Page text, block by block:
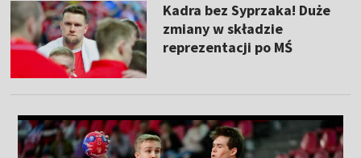
Kadra bez Syprzaka! Duże
zmiany w składzie
reprezentacji po MŚ